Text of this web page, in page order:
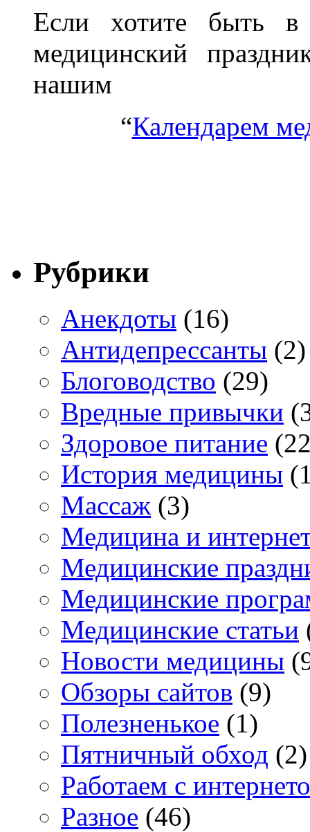
Если хотите быть в
медицинский
нашим
“Календарем
Рубрики
Анекдоты (16)
Антидепрессанты (2)
Блоговодство (29)
Вредные привычки
Здоровое питание
История медицины
Массаж (3)
Медицина и
Медицинские
Медицинские
Медицинские статьи
Новости медицины
Обзоры сайтов (9)
Полезненькое (1)
Пятничный обход (2)
Работаем с
Разное (46)